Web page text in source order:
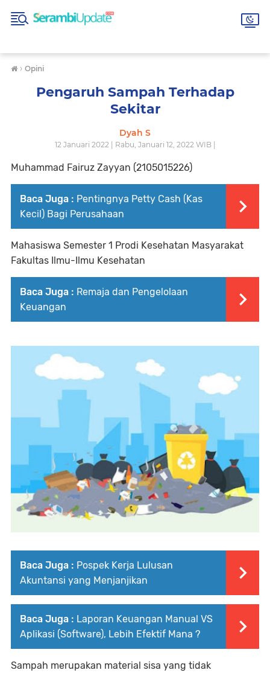
› Opini
Pengaruh Sampah Terhadap
Sekitar
Dyah S
12 Januari 2022 | Rabu, Januari 12, 2022 WIB |
Muhammad Fairuz Zayyan (2105015226)
Baca Juga : Pentingnya Petty Cash (Kas
Kecil) Bagi Perusahaan
Mahasiswa Semester 1 Prodi Kesehatan Masyarakat
Fakultas Ilmu-Ilmu Kesehatan
Baca Juga : Remaja dan Pengelolaan
Keuangan
Baca Juga : Pospek Kerja Lulusan
Akuntansi yang Menjanjikan
Baca Juga : Laporan Keuangan Manual VS
Aplikasi (Software), Lebih Efektif Mana ?
Sampah merupakan material sisa yang tidak